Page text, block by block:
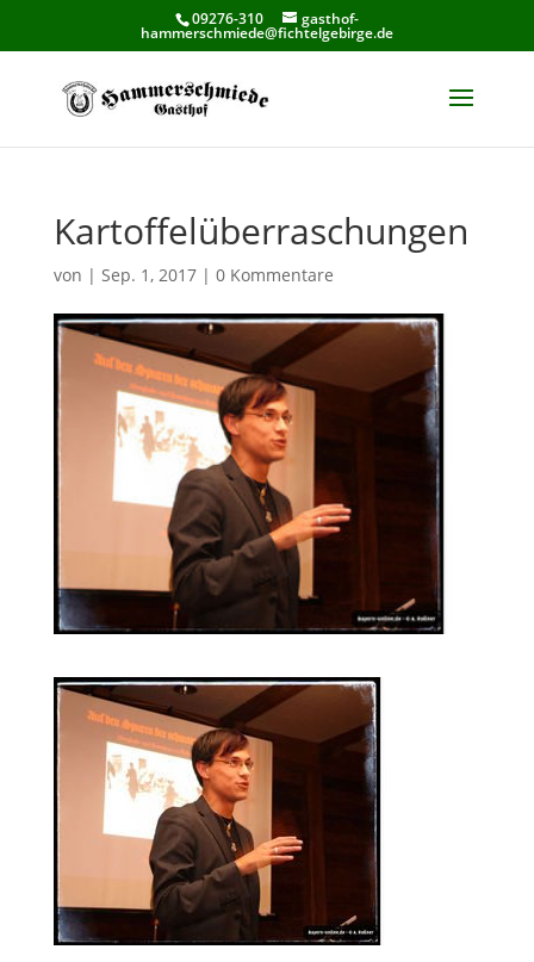
09276-310 gasthof-
hammerschmiede@fichtelgebirge.de
Kartoffelüberraschungen
von | Sep. 1, 2017| 0 Kommentare